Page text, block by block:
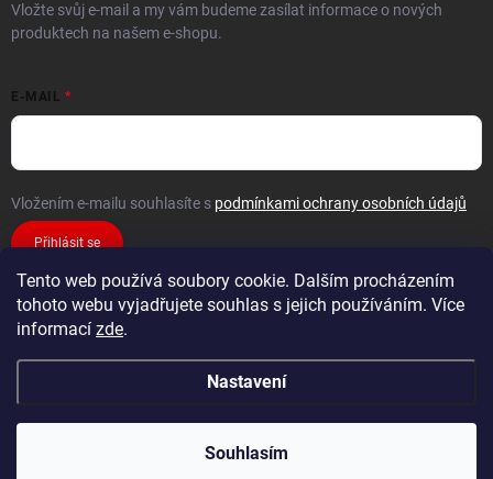
Tento web používá soubory cookie. Dalším procházením
tohoto webu vyjadřujete souhlas s jejich používáním. Více
informací zde.
Nastavení
Souhlasím
Vložte svůj e-mail a my vám budeme zasílat informace o nových
produktech na našem e-shopu.
E-MAIL
Vložením e-mailu souhlasíte s podmínkami ochrany osobních údajů
Přihlásit se
FiXMAT . Všechna práva vyhrazena.